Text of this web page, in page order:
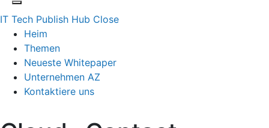
IT Tech Publish Hub Close
Heim
Themen
Neueste Whitepaper
Unternehmen AZ
Kontaktiere uns